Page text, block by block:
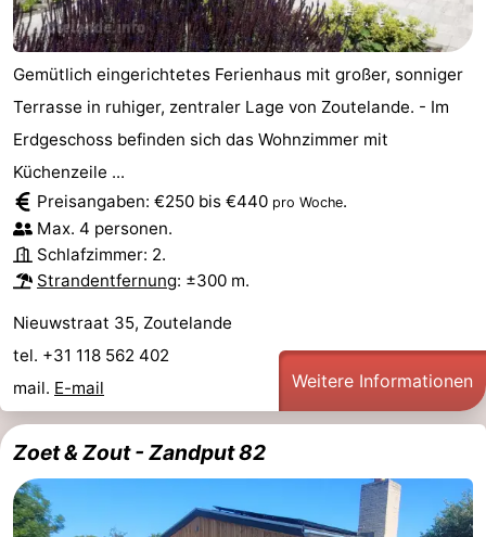
Radfahren
-
Reiten
-
Parafliegen
-
Sportangeln
Essen
trinken
-
Ringstechen
Zoutelande
Actief
Praktisch
Forum
Gemütlich eingerichtetes Ferienhaus mit großer, sonniger
Terrasse in ruhiger, zentraler Lage von Zoutelande. - Im
Erdgeschoss befinden sich das Wohnzimmer mit
Küchenzeile ...
Preisangaben: €250 bis €440 pro Woche.
Max. 4 personen.
Schlafzimmer: 2.
Strandentfernung: ±300 m.
Nieuwstraat 35, Zoutelande
tel. +31 118 562 402
mail. E-mail Weitere Informationen
Zoet & Zout - Zandput 82